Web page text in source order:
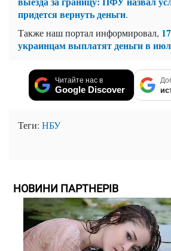
придется вернуть деньги.
Также наш портал информировал,
украинцам выплатят деньги в
Читайте нас в
Google Discover
Теги: НБУ
НОВИНИ ПАРТНЕРІВ